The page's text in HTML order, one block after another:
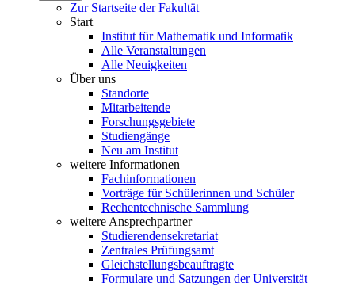
Zur Startseite der Fakultät
Start
Institut für Mathematik und Informatik
Alle Veranstaltungen
Alle Neuigkeiten
Über uns
Standorte
Mitarbeitende
Forschungsgebiete
Studiengänge
Neu am Institut
weitere Informationen
Fachinformationen
Vorträge für Schülerinnen und Schüler
Rechentechnische Sammlung
weitere Ansprechpartner
Studierendensekretariat
Zentrales Prüfungsamt
Gleichstellungsbeauftragte
Formulare und Satzungen der Universität